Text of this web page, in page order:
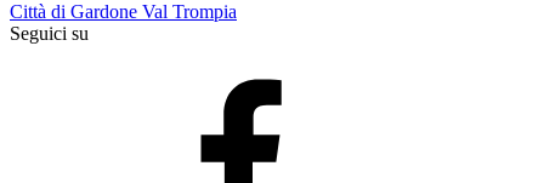
Città di Gardone Val Trompia
Seguici su